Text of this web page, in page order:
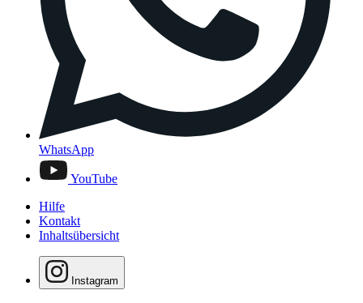
WhatsApp
YouTube
Hilfe
Kontakt
Inhaltsübersicht
Instagram